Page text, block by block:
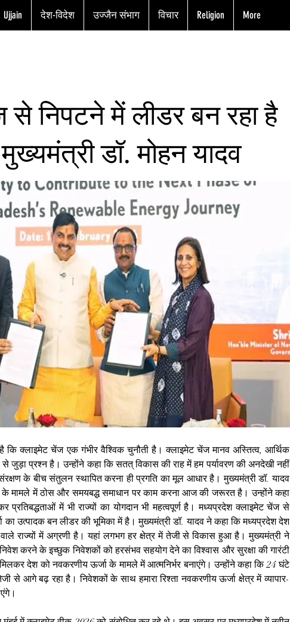
Ujjain देश-विदेश उज्जैन संभाग विचार Religion More
निपटने में लीडर बन रहा है
डॉ. मोहन यादव
कि क्लाइमेट चेंज एक गंभीर वैश्विक चुनौती है। क्लाइमेट चेंज मानव अस्तित्व, आर्थिक
से जुड़ा प्रश्न है। उन्होंने कहा कि सतत् विकास की राह में हम पर्यावरण की अनदेखी नहीं
के बीच संतुलन स्थापित करना ही प्रगति का मूल आधार है। मुख्यमंत्री डॉ. यादव
मामले में ठोस और समयबद्ध समाधान पर काम करना आज की जरूरत है। उन्होंने कहा
में भी राज्यों का योगदान भी महत्वपूर्ण है। मध्यप्रदेश क्लाइमेट चेंज से
का उत्पादक बन लीडर की भूमिका में है। मुख्यमंत्री डॉ. यादव ने कहा कि मध्यप्रदेश देश
राज्यों में अग्रणी है। यहां लगभग हर क्षेत्र में तेजी से विकास हुआ है। मुख्यमंत्री ने
करने के इच्छुक निवेशकों को हरसंभव सहयोग देने का विश्वास और सुरक्षा की गारंटी
देश को नवकरणीय ऊर्जा के मामले में आत्मनिर्भर बनाएंगे। उन्होंने कहा कि 24 घंटे
से आगे बढ़ रहा है। निवेशकों के साथ हमारा रिश्ता नवकरणीय ऊर्जा क्षेत्र में व्यापार-